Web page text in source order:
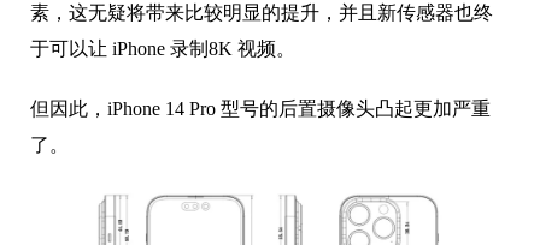
素，这无疑将带来比较明显的提升，并且新传感器也终
于可以让 iPhone 录制8K 视频。
但因此，iPhone 14 Pro 型号的后置摄像头凸起更加严重
了。